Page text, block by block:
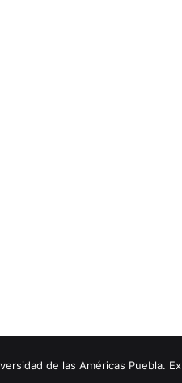
de las Américas Puebla.